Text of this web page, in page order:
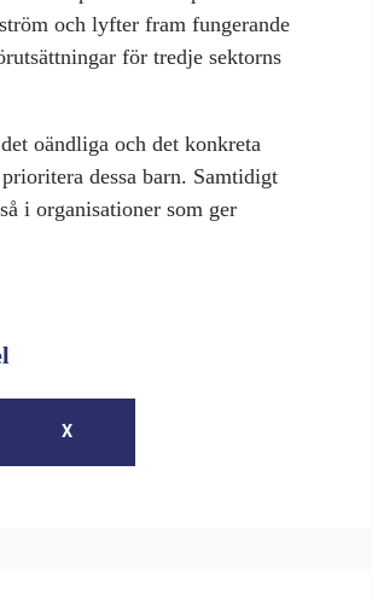
och lyfter fram fungerande
för tredje sektorns
oändliga och det konkreta
dessa barn. Samtidigt
i organisationer som ger
X